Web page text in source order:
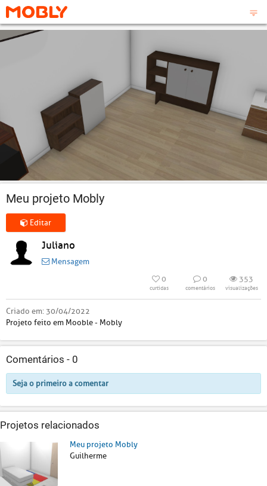
Meu projeto Mobly
Editar
Juliano
Mensagem
0
curtidas
0
comentários
353
visualizações
Criado em: 30/04/2022
Projeto feito em Mooble - Mobly
Comentários - 0
Seja o primeiro a comentar
Projetos relacionados
Meu projeto Mobly
Guilherme